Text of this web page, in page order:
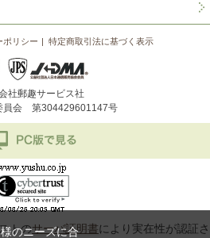
ポリシー 特定商取引法に基づく表示
社郵趣サービス社
員会 第304429601147号
トのサーバ証明書により実在性が認証さ
のニーズに合